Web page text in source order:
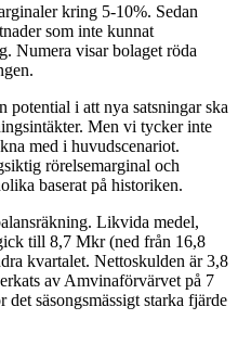
kring 5-10%. Sedan
som inte kunnat
Numera visar bolaget röda
potential i att nya satsningar ska
Men vi tycker inte
med i huvudscenariot.
rörelsemarginal och
baserat på historiken.
Likvida medel,
till 8,7 Mkr (ned från 16,8
kvartalet. Nettoskulden är 3,8
av Amvinaförvärvet på 7
säsongsmässigt starka fjärde